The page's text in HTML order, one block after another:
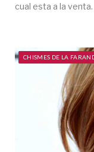
cual esta a la venta.
CHISMES DE LA